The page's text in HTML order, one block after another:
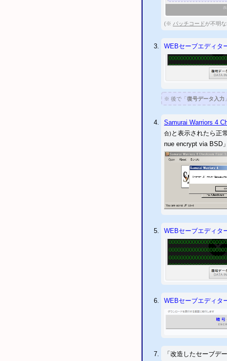
追加ドラゴンズドグマ
2016/01/21 新作「バイ
2016/01/21 PS3バイオ
2016/01/21 PS3バイオ
バイ
2016/01/05 チェックサ
2015/10/31
チェックサ
「ガンダム無双」 「真・北斗無双」 「戦国BASARA 3／3 宴」 「バイオハザード オペレーション・ラクーンシティ」 「デビル・メイ・クラ
イHDコレクションDmC3
2015/10/27 未対応だっ
「アサシンクリード／II」 「バイオショック／2」 「バトルフィールド バッドカンパニー」 「コール・オブ・デューティー4 モダン・ウォー
フェア」 「CoDモダン・ウォーフェア2」 「プリンス・オブ・ペルシャ
ンダム ターゲットインサイ
2015/09/11 「GTA5 グ
正に対応しました。
2015/09/02 「メタルギ
アカウントIDの書き換
2015/09/26
PS3セーブ
PS3セーブエディター
以下のタイトルなどが自動
2015/08/23 PS3セーブ
2015/06/06 PS3セーブ
セー
(※ パッチコードが不明
WEBセーブエディタ
※ 後で「復号データ入力
Samurai Warriors 4
合) と表示されたら正
nue encrypt via BSD
WEBセーブエディタ
WEBセーブエディタ
「改造したセーブデ